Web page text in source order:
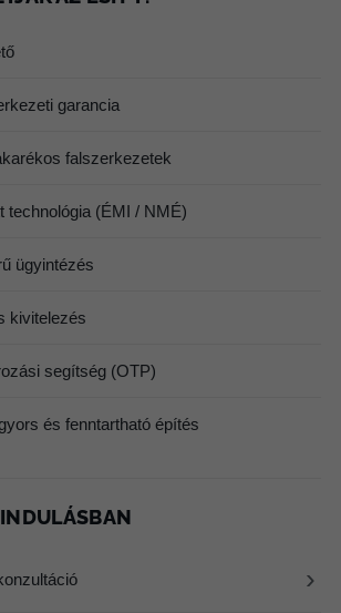
garancia
falszerkezetek
technológia (ÉMI / NMÉ)
ügyintézés
kivitelezés
segítség (OTP)
és fenntartható építés
›